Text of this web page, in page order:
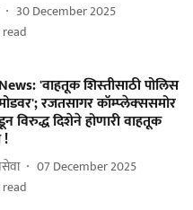
30 December 2025
'वाहतूक शिस्‍तीसाठी पोलिस
रजतसागर कॉम्‍प्‍लेक्‍ससमोर
विरुद्ध दिशेने होणारी वाहतूक
!
07 December 2025